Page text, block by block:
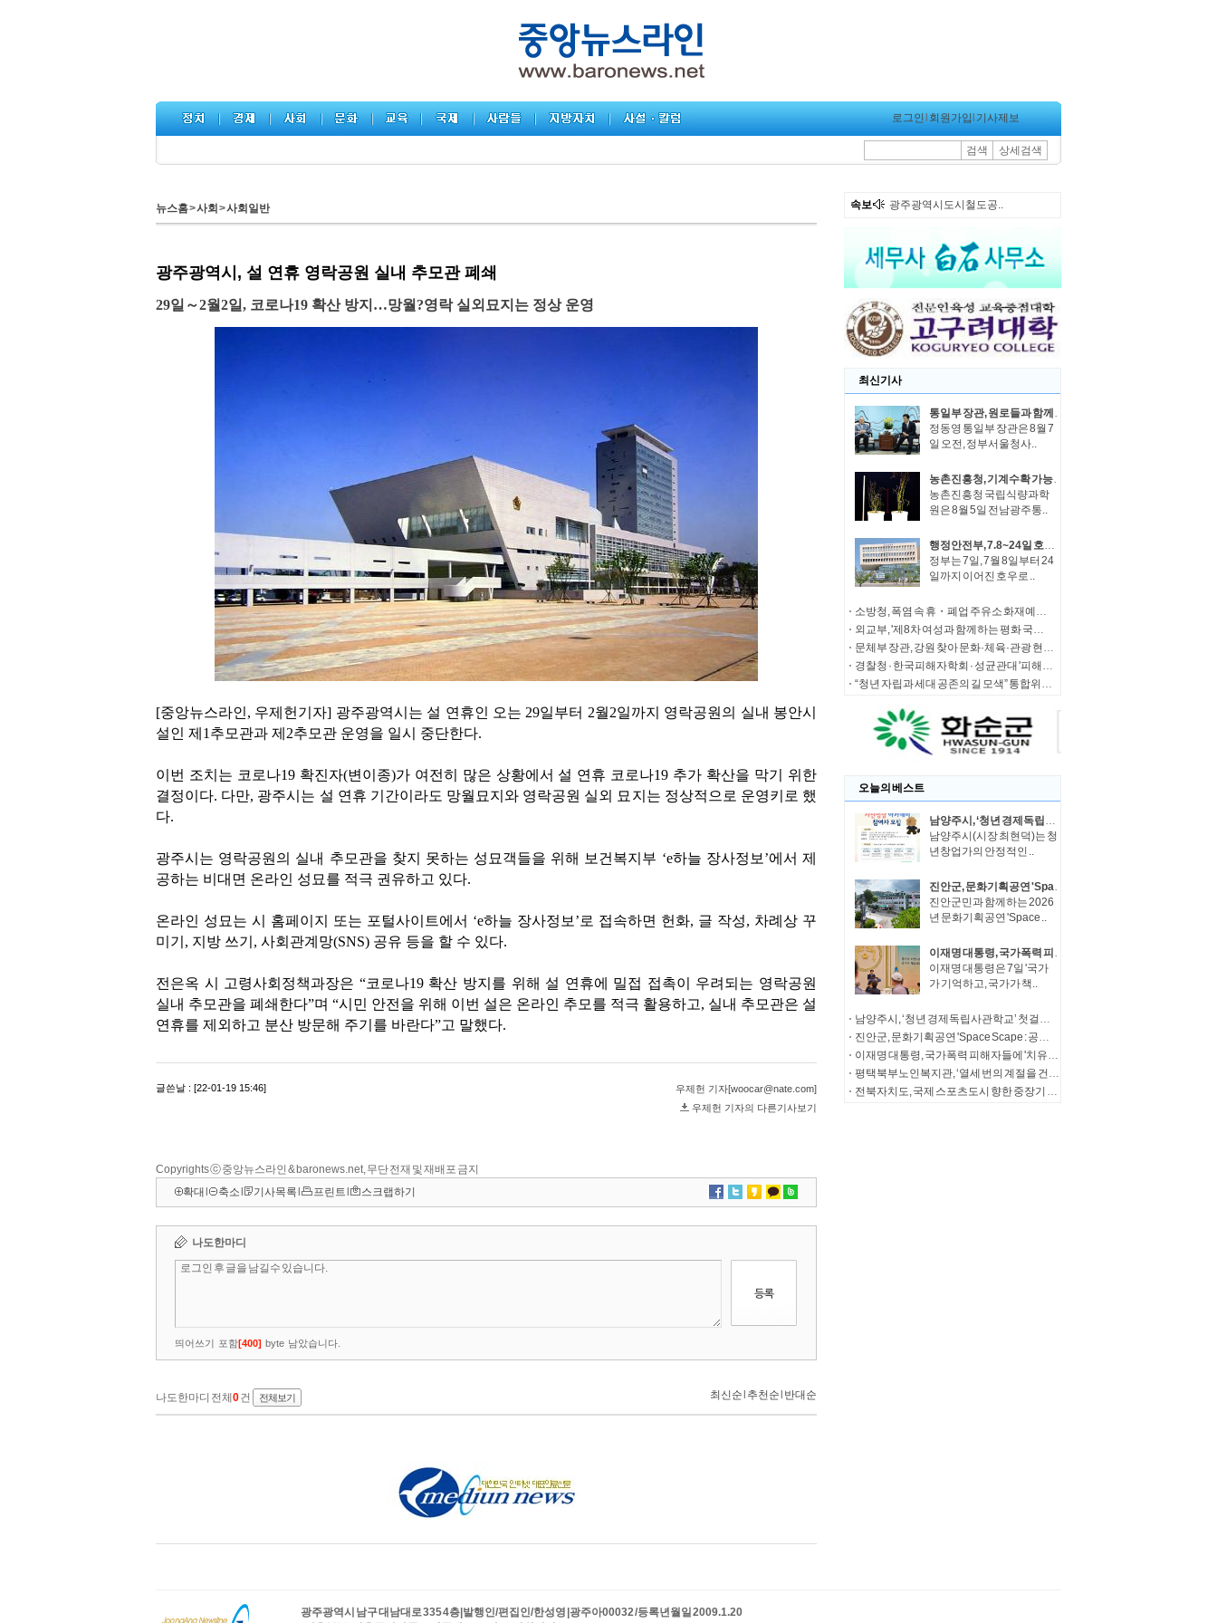
로그인 회원가입 기사제보
검색 상세검색
뉴스홈>사회 >사회일반
Copyrights ⓒ 중앙뉴스라인 & baronews.net, 무단 전재 및 재배포 금지
확대
축소 기사목록 프린트 스크랩하기
속보 광주광역시도시철도공..
최신기사
통일부 장관, 원로들과 함께 '한반도 평화공존 발전구상' 공감대 형성 방안 논의
정동영 통일부 장관은 8월 7
일 오전, 정부서울청사..
농촌진흥청, 기계수확 가능한 녹두 새 품종 '채흔' 현장 평가회
농촌진흥청 국립식량과학
원은 8월 5일 전남광주통..
행정안전부, 7.8~24일 호우 피해 특별재난지역 선포
정부는 7일, 7월 8일부터 24
일까지 이어진 호우로 ..
소방청, 폭염 속 휴・폐업 주유소 화재예방에 총력
외교부, '제8차 여성과 함께하는 평화 국제회의' 청년 서포터즈 모집
문체부 장관, 강원 찾아 문화·체육·관광 현장 소통 나서
경찰청 · 한국피해자학회 · 성균관대 '피해자 중심 사법개혁' 학술대회 개최
“청년 자립과 세대 공존의 길 모색” 통합위, '세대상생 자산 특별위원회' 출범
오늘의 베스트
남양주시, ‘청년 경제독립사관학교’ 첫걸음… 청년창업가 자산성장 아카데미 참여자 모집
남양주시(시장 최현덕)는 청
년창업가의 안정적인 ..
진안군, 문화기획공연 'Space Scape : 공간풍경'성공적 마무리
진안군민과 함께하는 2026
년 문화기획공연 'Space ..
이재명 대통령, 국가폭력 피해자들에 '치유와 명예 회복' 정부 의지 전달
이재명 대통령은 7일 '국가
가 기억하고, 국가가 책..
남양주시, ‘청년 경제독립사관학교’ 첫걸음… 청년창업가 자산성장 아카데미 참여자 모집
진안군, 문화기획공연 'Space Scape : 공간풍경'성공적 마무리
이재명 대통령, 국가폭력 피해자들에 '치유와 명예 회복' 정부 의지 전달
평택북부노인복지관, ‘열세 번의 계절을 건너, 다시 따뜻한 한 끼로’ 송탄농협의 13년의 동행
전북자치도, 국제 스포츠도시 향한 중장기 발전전략 제시
광주광역시 남구 대남대로 335 4층|발행인/편집인/한성영 |광주아00032 /등록년월일 2009.1.20